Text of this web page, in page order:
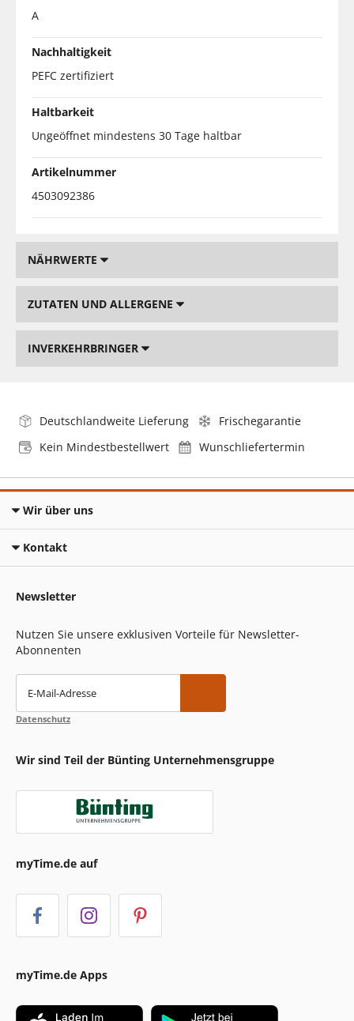
A
Nachhaltigkeit
PEFC zertifiziert
Haltbarkeit
Ungeöffnet mindestens 30 Tage haltbar
Artikelnummer
4503092386
NÄHRWERTE
ZUTATEN UND ALLERGENE
INVERKEHRBRINGER
Deutschlandweite Lieferung
Frischegarantie
Kein Mindestbestellwert
Wunschliefertermin
Wir über uns
Kontakt
Newsletter
Nutzen Sie unsere exklusiven Vorteile für Newsletter-
Abonnenten
E-Mail-Adresse
Datenschutz
Wir sind Teil der Bünting Unternehmensgruppe
myTime.de auf
myTime.de Apps